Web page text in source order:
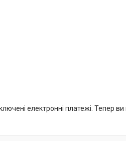
електронні платежі. Тепер